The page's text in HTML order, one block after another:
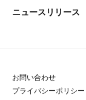
先端テクノロジ
政策分析
金融経済教育等
会社概要・役員
大和総研の歩み
採用情報 トップ
経験者採用
ニュースリリース
お問い合わせ
プライバシーポリシー